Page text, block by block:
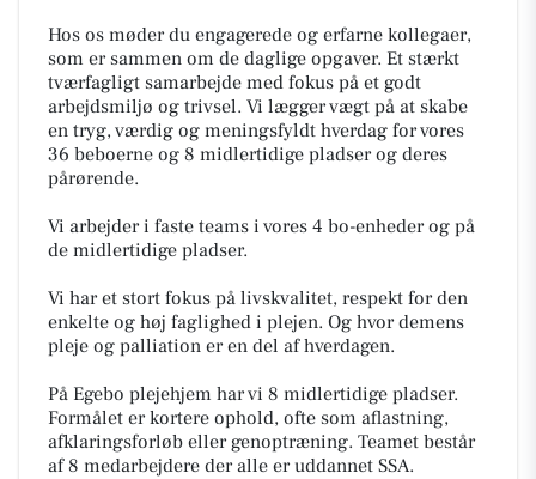
Hos os møder du engagerede og erfarne kollegaer,
som er sammen om de daglige opgaver. Et stærkt
tværfagligt samarbejde med fokus på et godt
arbejdsmiljø og trivsel. Vi lægger vægt på at skabe
en tryg, værdig og meningsfyldt hverdag for vores
36 beboerne og 8 midlertidige pladser og deres
pårørende.
Vi arbejder i faste teams i vores 4 bo-enheder og på
de midlertidige pladser.
Vi har et stort fokus på livskvalitet, respekt for den
enkelte og høj faglighed i plejen. Og hvor demens
pleje og palliation er en del af hverdagen.
På Egebo plejehjem har vi 8 midlertidige pladser.
Formålet er kortere ophold, ofte som aflastning,
afklaringsforløb eller genoptræning. Teamet består
af 8 medarbejdere der alle er uddannet SSA.